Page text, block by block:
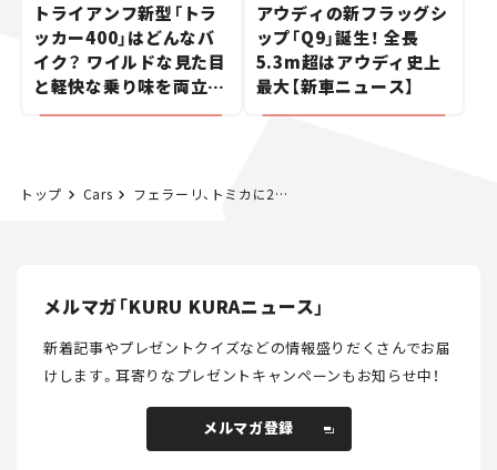
トライアンフ新型「トラ
ッカー400」はどんなバ
イク？ ワイルドな見た目
と軽快な乗り味を両立し
た400ccフラットトラッ
アウディの新フラッグシ
ップ「Q9」誕生！ 全長
5.3m超はアウディ史上
最大【新車ニュース】
トップ Cars フェラーリ、トミカに26年ぶりの復活
メルマガ「KURU KURAニュース」
新着記事やプレゼントクイズなどの情報盛りだくさんでお届
けします。耳寄りなプレゼントキャンペーンもお知らせ中！
メルマガ登録